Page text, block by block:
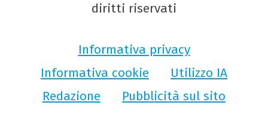
diritti riservati
Informativa privacy
Informativa cookie
Utilizzo IA
Redazione
Pubblicità sul sito